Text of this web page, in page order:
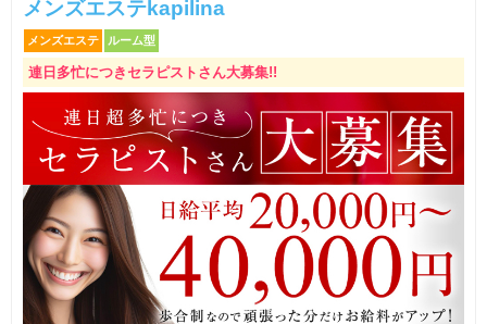
メンズエステkapilina
メンズエステ ルーム型
連日多忙につきセラピストさん大募集!!